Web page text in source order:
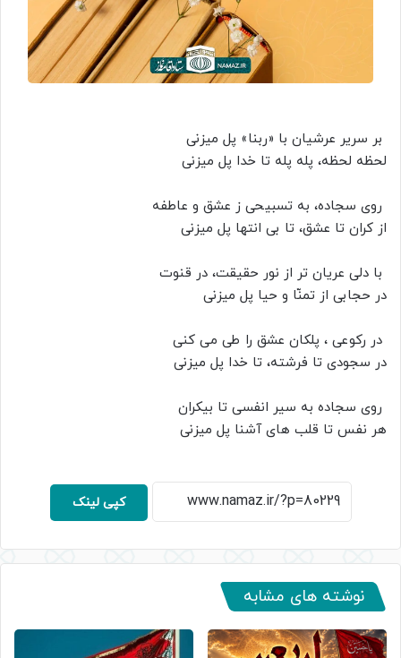
بر سریر عرشیان با «ربنا» پل میزنی
لحظه لحظه، پله پله تا خدا پل میزنی
روی سجاده، به تسبیحی ز عشق و عاطفه
از کران تا عشق، تا بی انتها پل میزنی
با دلی عریان تر از نور حقیقت، در قنوت
در حجابی از تمنّا و حیا پل میزنی
در رکوعی ، پلکان عشق را طی می کنی
در سجودی تا فرشته، تا خدا پل میزنی
روی سجاده به سیر انفسی تا بیکران
هر نفس تا قلب های آشنا پل میزنی
کپی لینک
نوشته های مشابه